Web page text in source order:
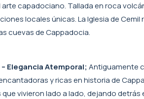
capadociano. Tallada en roca
locales únicas. La Iglesia de
cuevas de Cappadocia.
Elegancia Atemporal; Antiguamente
y ricas en historia de
vivieron lado a lado, dejando